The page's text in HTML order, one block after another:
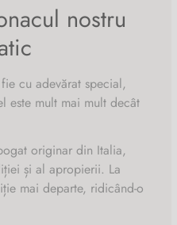
vanilie, lamaie.),
apa, amidon din
păstaie vanilie
de floarea soarelui, sare
kcal(100g produs)
gluten, ou, arahide, soia,
coajă lemnoasă, susan.
nostru
cu adevărat special,
este mult mai mult decât
originar din Italia,
și al apropierii. La
mai departe, ridicând-o